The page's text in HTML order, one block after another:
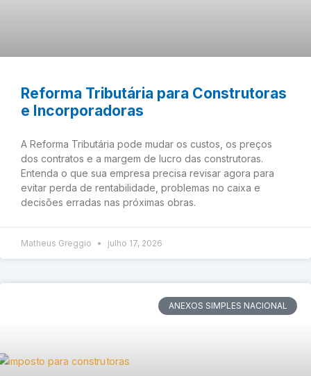
Reforma Tributária para Construtoras
e Incorporadoras
A Reforma Tributária pode mudar os custos, os preços
dos contratos e a margem de lucro das construtoras.
Entenda o que sua empresa precisa revisar agora para
evitar perda de rentabilidade, problemas no caixa e
decisões erradas nas próximas obras.
Matheus Greggio julho 17, 2026
ANEXOS SIMPLES NACIONAL